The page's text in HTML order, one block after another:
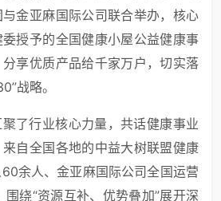
金亚麻国际公司联合举办，核心
授予的全国健康小屋公益健康事
享优质产品给千家万户，切实落
战略。
了行业核心力量，共话健康事业
自全国各地的中益大树联盟健康
余人、金亚麻国际公司全国运营
绕“资源互补、优势叠加”展开深